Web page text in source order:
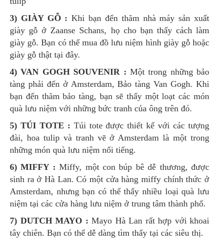
3) GIÀY GỖ :Khi bạn đến thăm nhà máy sản xuất
giày gỗ ở Zaanse Schans, họ cho bạn thấy cách làm
giày gỗ. Bạn có thể mua đồ lưu niệm hình giày gỗ hoặc
giày gỗ thật tại đây.
4) VAN GOGH SOUVENIR : Một trong những bảo
tàng phải đến ở Amsterdam, Bảo tàng Van Gogh. Khi
bạn đến thăm bảo tàng, bạn sẽ thấy một loạt các món
quà lưu niệm với những bức tranh của ông trên đó.
5) TÚI TOTE : Túi tote được thiết kế với các tượng
đài, hoa tulip và tranh vẽ ở Amsterdam là một trong
những món quà lưu niệm nổi tiếng.
6) MIFFY : Miffy, một con búp bê dễ thương, được
sinh ra ở Hà Lan. Có một cửa hàng miffy chính thức ở
Amsterdam, nhưng bạn có thể thấy nhiều loại quà lưu
niệm tại các cửa hàng lưu niệm ở trung tâm thành phố.
7) DUTCH MAYO : Mayo Hà Lan rất hợp với khoai
tây chiên. Bạn có thể dễ dàng tìm thấy tại các siêu thị.